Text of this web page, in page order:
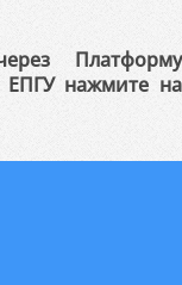
Платформу
ЕПГУ нажмите на